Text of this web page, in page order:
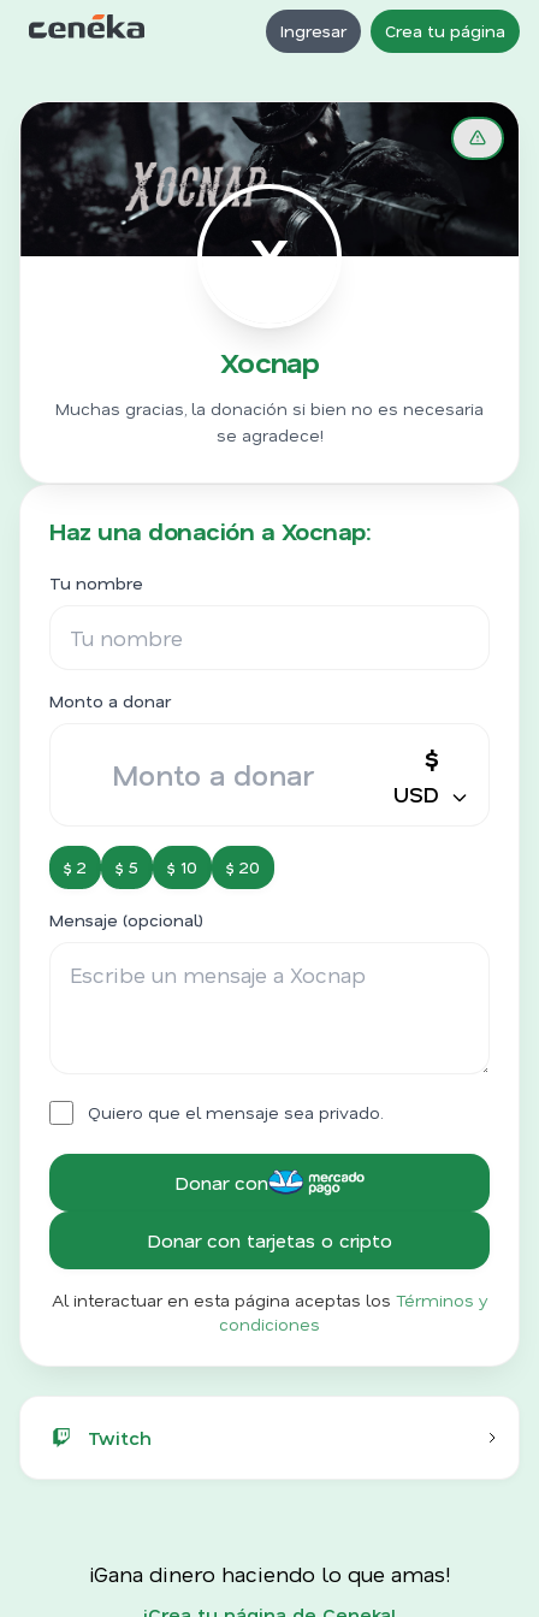
Ingresar Crea tu página
X
Xocnap
Muchas gracias, la donación si bien no es necesaria
se agradece!
Haz una donación a Xocnap:
Tu nombre
Monto a donar
$
USD
$ 2 $ 5 $ 10 $ 20
Mensaje (opcional)
Quiero que el mensaje sea privado.
Donar con
Donar con tarjetas o cripto
Al interactuar en esta página aceptas los Términos y
condiciones
Twitch
¡Gana dinero haciendo lo que amas!